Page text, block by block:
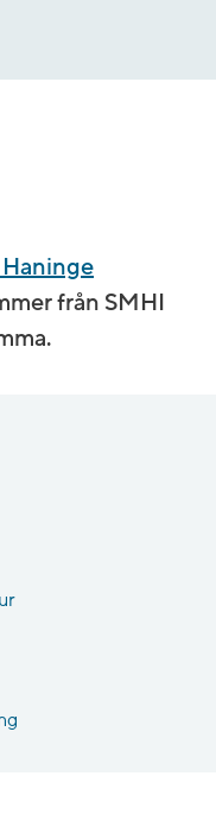
från SMHI